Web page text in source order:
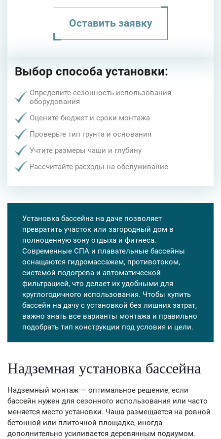
Оставить заявку
Выбор способа установки:
Определите сезонность использования
оборудования
Оцените бюджет и сроки монтажа
Проверьте тип грунта и основания
Учтите размеры чаши и глубину
Рассчитайте расходы на обслуживание
Установка бассейна на даче позволяет
превратить участок или загородный дом в
полноценную зону отдыха и фитнеса.
Современные СПА и плавательные бассейны
оснащаются гидромассажем, противотоком,
системой подогрева и автоматической
фильтрацией, что делает их удобными для
круглогодичного использования. Чтобы купить
бассейн на дачу с установкой без лишних затрат,
важно знать все варианты монтажа и правильно
подобрать тип конструкции под условия и цели.
Надземная установка бассейна
Надземный монтаж — оптимальное решение, если
бассейн нужен для сезонного использования или часто
меняется место установки. Чаша размещается на ровной
бетонной или плиточной площадке, иногда
дополнительно усиливается деревянным подиумом.